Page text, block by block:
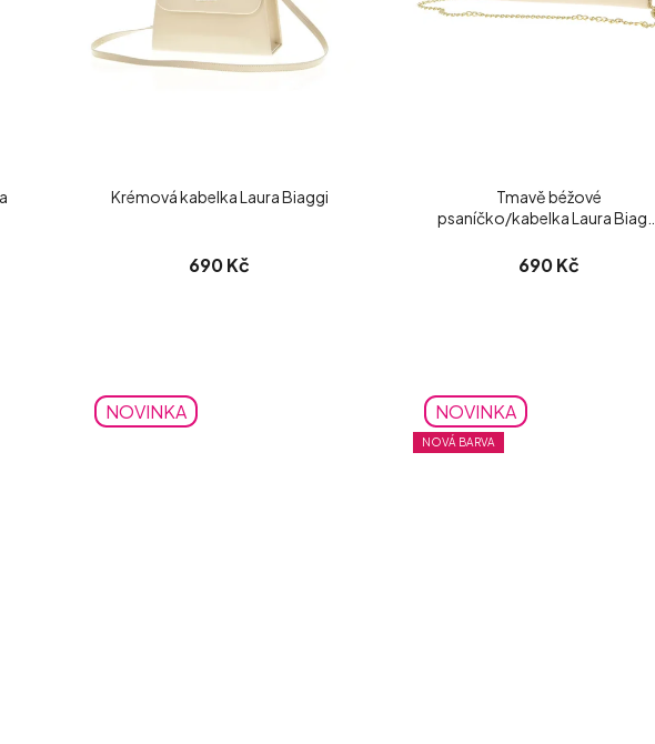
Krémová kabelka Laura Biaggi
690 Kč
Tmavě béžové
psaníčko/kabelka Laura Biaggi
690 Kč
NOVINKA NOVINKA
NOVÁ BARVA